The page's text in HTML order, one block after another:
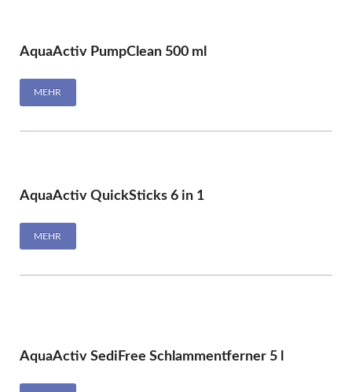
AquaActiv PumpClean 500 ml
MEHR
AquaActiv QuickSticks 6 in 1
MEHR
AquaActiv SediFree Schlammentferner 5 l